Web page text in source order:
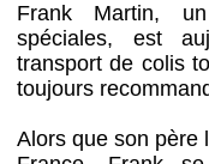
Frank Martin,
spéciales, est
transport de colis
toujours
Alors que son père